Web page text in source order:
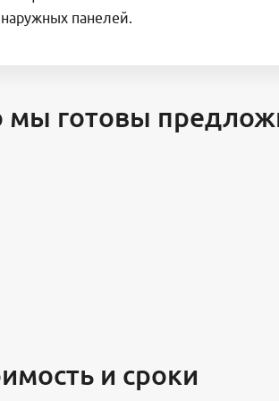
наружных панелей.
мы готовы
и сроки